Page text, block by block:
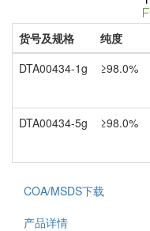
货号及规格 纯度
DTA00434-1g
≥98.0%
DTA00434-5g ≥98.0%
COA/MSDS下载
产品详情